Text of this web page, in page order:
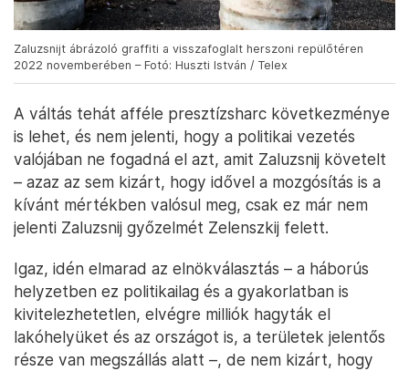
Zaluzsnijt ábrázoló graffiti a visszafoglalt herszoni repülőtéren
2022 novemberében – Fotó: Huszti István / Telex
A váltás tehát afféle presztízsharc következménye
is lehet, és nem jelenti, hogy a politikai vezetés
valójában ne fogadná el azt, amit Zaluzsnij követelt
– azaz az sem kizárt, hogy idővel a mozgósítás is a
kívánt mértékben valósul meg, csak ez már nem
jelenti Zaluzsnij győzelmét Zelenszkij felett.
Igaz, idén elmarad az elnökválasztás – a háborús
helyzetben ez politikailag és a gyakorlatban is
kivitelezhetetlen, elvégre milliók hagyták el
lakóhelyüket és az országot is, a területek jelentős
része van megszállás alatt –, de nem kizárt, hogy